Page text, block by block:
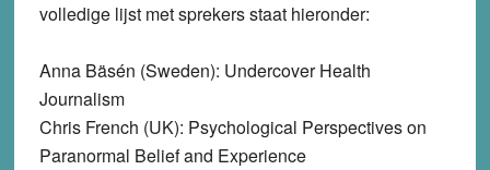
volledige lijst met sprekers staat hieronder:
Anna Bäsén (Sweden): Undercover Health
Journalism
Chris French (UK): Psychological Perspectives on
Paranormal Belief and Experience